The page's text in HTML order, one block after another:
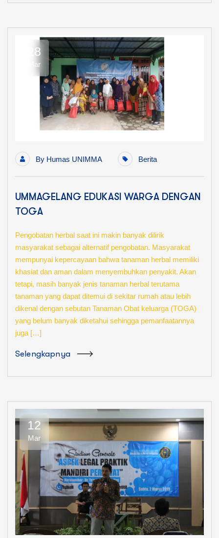
28
Mar
By Humas UNIMMA Berita
UMMAGELANG EDUKASI WARGA DENGAN
TOGA
Pengobatan herbal saat ini makin banyak dilirik
masyarakat sebagai alternatif pengobatan. Masyarakat
mempunyai kepercayaan bahwa tanaman herbal memiliki
khasiat dan aman dalam menyembuhkan penyakit. Akan
tetapi, masih banyak jenis tanaman herbal terutama
tanaman yang dapat ditemui di sekitar rumah atau lebih
dikenal dengan sebutan Tanaman Obat keluarga (TOGA)
yang belum banyak diketahui sehingga pemanfaatannya
juga […]
Selengkapnya
12
Mar